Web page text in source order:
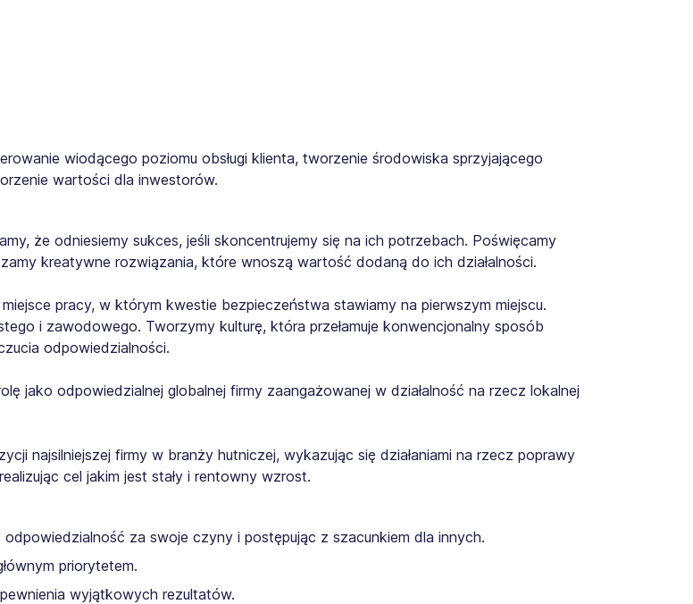
wiodącego poziomu obsługi klienta, tworzenie środowiska sprzyjającego
wartości dla inwestorów.
że odniesiemy sukces, jeśli skoncentrujemy się na ich potrzebach. Poświęcamy
kreatywne rozwiązania, które wnoszą wartość dodaną do ich działalności.
pracy, w którym kwestie bezpieczeństwa stawiamy na pierwszym miejscu.
i zawodowego. Tworzymy kulturę, która przełamuje konwencjonalny sposób
odpowiedzialności.
jako odpowiedzialnej globalnej firmy zaangażowanej w działalność na rzecz lokalnej
najsilniejszej firmy w branży hutniczej, wykazując się działaniami na rzecz poprawy
cel jakim jest stały i rentowny wzrost.
za swoje czyny i postępując z szacunkiem dla innych.
priorytetem.
wyjątkowych rezultatów.